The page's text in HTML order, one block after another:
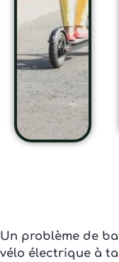
Un problème de
vélo électrique à